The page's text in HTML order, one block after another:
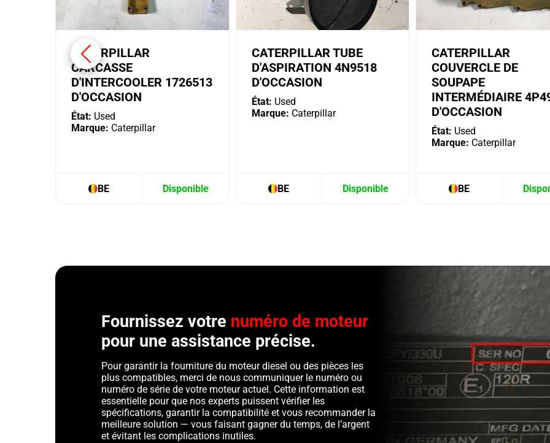
CATERPILLAR
CARCASSE
D'INTERCOOLER 1726513
D'OCCASION
État: Used
Marque: Caterpillar
BE Disponible
CATERPILLAR TUBE
D'ASPIRATION 4N9518
D'OCCASION
État: Used
Marque: Caterpillar
BE Disponible
CATERPILLAR
COUVERCLE DE
SOUPAPE
INTERMÉDIAIRE
D'OCCASION
État: Used
Marque: Caterpillar
BE
Fournissez votre numéro de moteur
pour une assistance précise.
Pour garantir la fourniture du moteur diesel ou des pièces les
plus compatibles, merci de nous communiquer le numéro ou
numéro de série de votre moteur actuel. Cette information est
essentielle pour que nos experts puissent vérifier les
spécifications, garantir la compatibilité et vous recommander la
meilleure solution — vous faisant gagner du temps, de l’argent
et évitant les complications inutiles.